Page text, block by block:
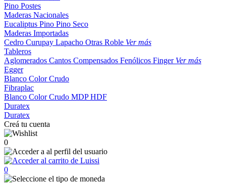
Pino Postes
Maderas Nacionales
Eucaliptus Pino Pino Seco
Maderas Importadas
Cedro Curupay Lapacho Otras Roble Ver más
Tableros
Aglomerados Cantos Compensados Fenólicos Finger Ver más
Egger
Blanco ColorCrudo
Fibraplac
Blanco ColorCrudo MDPHDF
Duratex
Duratex
Creá tu cuenta
0
0